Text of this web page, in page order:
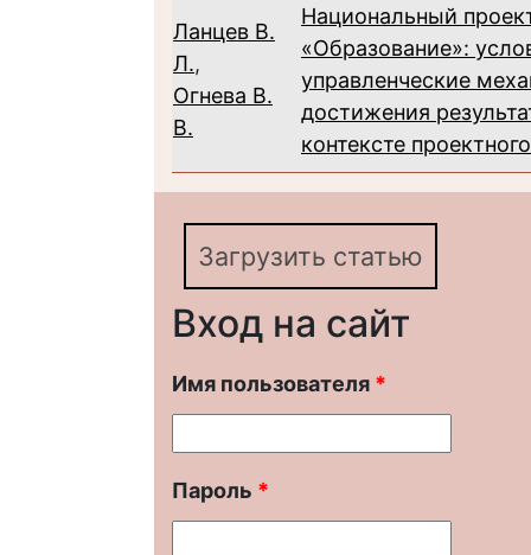
Ланцев В.
Л.,
Огнева В.
В.
Национальный
«Образование»:
управленческие
достижения
контексте
Загрузить статью
Вход на сайт
Имя пользователя *
Пароль *